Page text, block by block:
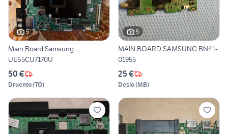
5
Main Board Samsung
UE65CU7170U
50 €
Druento(TO)
5
MAIN BOARD SAMSUNG BN41-
01955
25 €
Desio(MB)